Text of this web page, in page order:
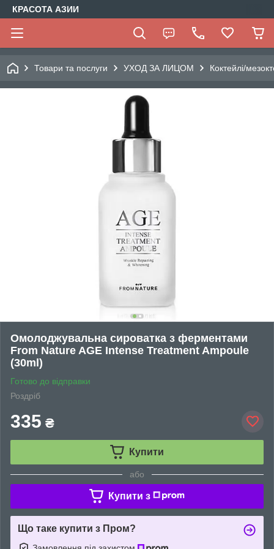
КРАСОТА АЗИИ
Товари та послуги УХОД ЗА ЛИЦОМ Коктейлі/
Омолоджувальна сироватка з ферментами
From Nature AGE Intense Treatment Ampoule
(30ml)
Готово до відправки
Роздріб
335 ₴
Купити
або
Купити з
Що таке купити з Пром?